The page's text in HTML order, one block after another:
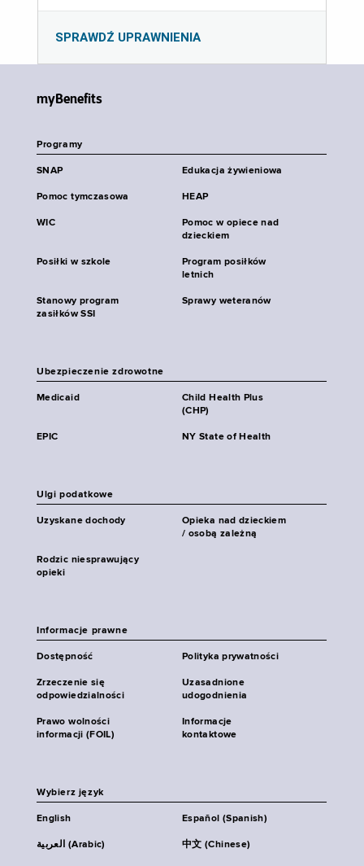
SPRAWDŹ UPRAWNIENIA
myBenefits
Programy
SNAP Edukacja żywieniowa
Pomoc tymczasowa HEAP
WIC
Pomoc w opiece nad
dzieckiem
Posiłki w szkole
Program posiłków
letnich
Stanowy program
zasiłków SSI
Sprawy weteranów
Ubezpieczenie zdrowotne
Medicaid
Child Health Plus
(CHP)
EPIC NY State of Health
Ulgi podatkowe
Uzyskane dochody
Opieka nad dzieckiem
/ osobą zależną
Rodzic niesprawujący
opieki
Informacje prawne
Dostępność Polityka prywatności
Zrzeczenie się
odpowiedzialności
Uzasadnione
udogodnienia
Prawo wolności
informacji (FOIL)
Informacje
kontaktowe
Wybierz język
English Español (Spanish)
العربية (Arabic) 中文 (Chinese)